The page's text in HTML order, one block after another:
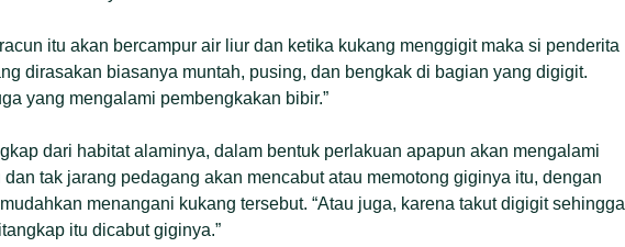
itu akan bercampur air liur dan ketika kukang menggigit maka si penderita
dirasakan biasanya muntah, pusing, dan bengkak di bagian yang digigit.
yang mengalami pembengkakan bibir.”
dari habitat alaminya, dalam bentuk perlakuan apapun akan mengalami
tak jarang pedagang akan mencabut atau memotong giginya itu, dengan
menangani kukang tersebut. “Atau juga, karena takut digigit sehingga
itu dicabut giginya.”